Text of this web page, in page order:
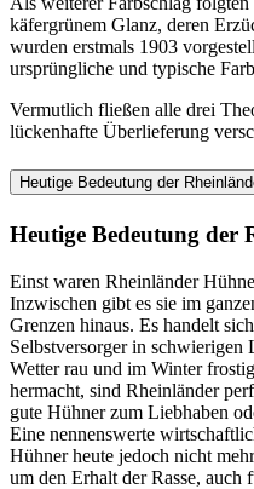
käfergrünem Glanz, deren
wurden erstmals 1903
ursprüngliche und typische
Vermutlich fließen alle drei
lückenhafte Überlieferung
Heutige Bedeutung der
Heutige Bedeutung der
Einst waren Rheinländer
Inzwischen gibt es sie im
Grenzen hinaus. Es handelt
Selbstversorger in schwierigen
Wetter rau und im Winter
hermacht, sind Rheinländer
gute Hühner zum Liebhaben
Eine nennenswerte
Hühner heute jedoch nicht
um den Erhalt der Rasse,